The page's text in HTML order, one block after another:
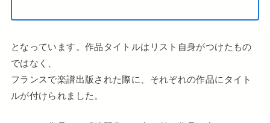
となっています。作品タイトルはリスト自身がつけたもの
ではなく、
フランスで楽譜出版された際に、それぞれの作品にタイト
ルが付けられました。